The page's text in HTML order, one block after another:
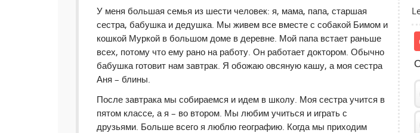
У меня большая семья из шести человек: я, мама, папа, старшая
сестра, бабушка и дедушка. Мы живем все вместе с собакой Бимом и
кошкой Муркой в большом доме в деревне. Мой папа встает раньше
всех, потому что ему рано на работу. Он работает доктором. Обычно
бабушка готовит нам завтрак. Я обожаю овсяную кашу, а моя сестра
Аня – блины.
После завтрака мы собираемся и идем в школу. Моя сестра учится в
пятом классе, а я – во втором. Мы любим учиться и играть с
друзьями. Больше всего я люблю географию. Когда мы приходим